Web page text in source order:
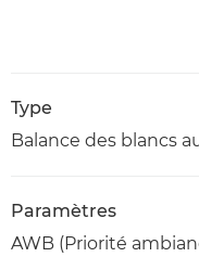
Type
Balance des blancs
Paramètres
AWB (Priorité